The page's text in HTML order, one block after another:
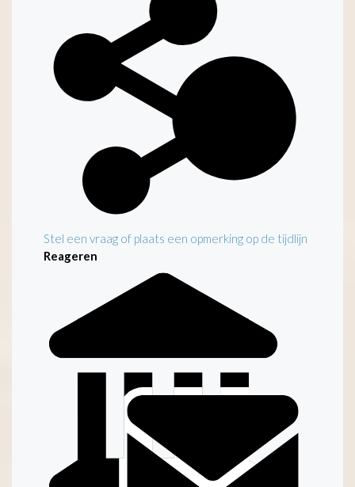
Stel een vraag of plaats een opmerking op de tijdlijn
Reageren